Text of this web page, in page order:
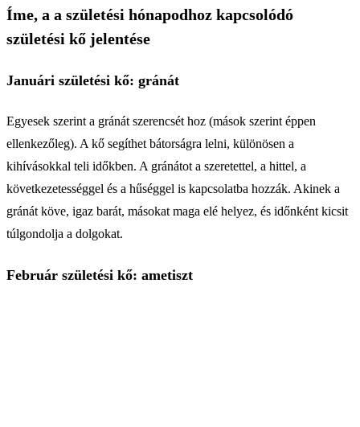
Íme, a a születési hónapodhoz kapcsolódó
születési kő jelentése
Januári születési kő: gránát
Egyesek szerint a gránát szerencsét hoz (mások szerint éppen
ellenkezőleg). A kő segíthet bátorságra lelni, különösen a
kihívásokkal teli időkben. A gránátot a szeretettel, a hittel, a
következetességgel és a hűséggel is kapcsolatba hozzák. Akinek a
gránát köve, igaz barát, másokat maga elé helyez, és időnként kicsit
túlgondolja a dolgokat.
Február születési kő: ametiszt